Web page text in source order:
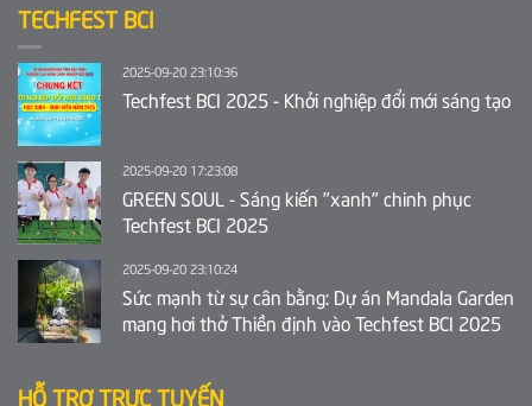
TECHFEST BCI
2025-09-20 23:10:36
Techfest BCI 2025 - Khởi nghiệp đổi mới sáng tạo
2025-09-20 17:23:08
GREEN SOUL - Sáng kiến "xanh" chinh phục
Techfest BCI 2025
2025-09-20 23:10:24
Sức mạnh từ sự cân bằng: Dự án Mandala Garden
mang hơi thở Thiền định vào Techfest BCI 2025
HỖ TRỢ TRỰC TUYẾN